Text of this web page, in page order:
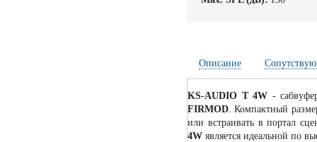
Описание
KS-AUDIO T 4W -
FIRMOD . Компактный
или встраивать в портал
4W является идеальной по